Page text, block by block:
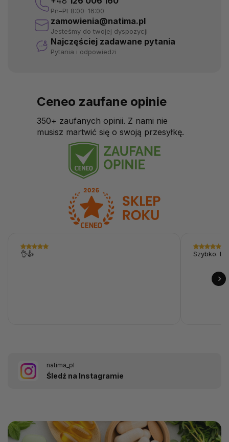
Pn–Pt 8:00–16:00
zamowienia@natima.pl
Jesteśmy do twojej dyspozycji
Najczęściej zadawane pytania
Pytania i odpowiedzi
Ceneo zaufane opinie
350+ zaufanych opinii. Z nami nie
musisz martwić się o swoją przesyłkę.
👌👍 Szybko. I
natima_pl
Śledź na Instagramie